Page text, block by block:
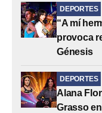
DEPORTES
“A mí
provoca
Génesis
DEPORTES
Alana
Grasso